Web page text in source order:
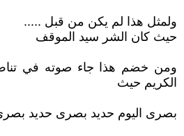
ولمثل هذا لم يكن من قبل .....
حيث كان الشر سيد الموقف
ومن خضم هذا جاء صوته في
الكريم حيث
بصرى اليوم حديد بصرى حديد